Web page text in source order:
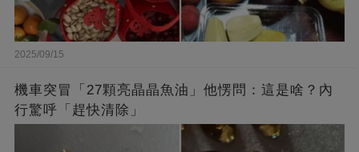
2025/09/15
機車突冒「27顆亮晶晶魚油」他愣問：這是啥？內
行驚呼「趕快清除」